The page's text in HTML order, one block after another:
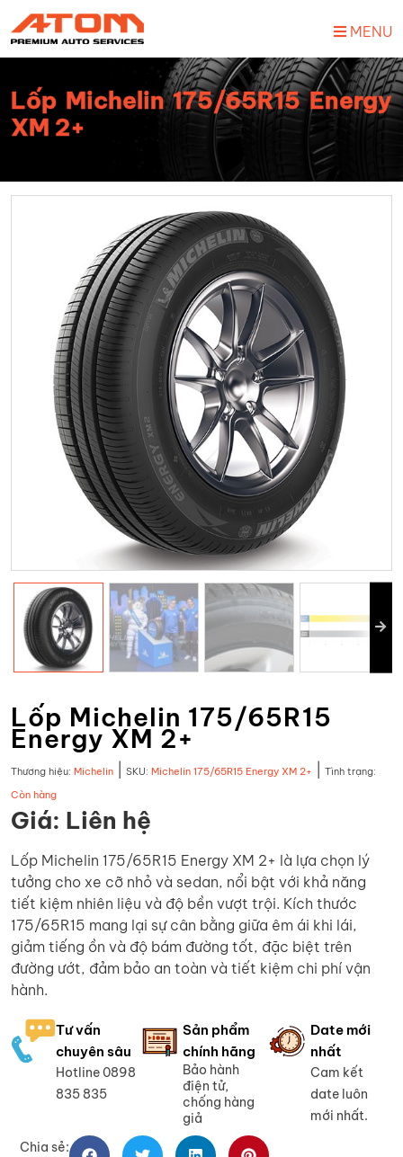
MENU
Lốp Michelin 175/65R15 Energy
XM 2+
Lốp Michelin 175/65R15
Energy XM 2+
Thương hiệu: Michelin SKU: Michelin 175/65R15 Energy XM 2+
Tình trạng:
Còn hàng
Giá: Liên hệ
Lốp Michelin 175/65R15 Energy XM 2+ là lựa chọn lý
tưởng cho xe cỡ nhỏ và sedan, nổi bật với khả năng
tiết kiệm nhiên liệu và độ bền vượt trội. Kích thước
175/65R15 mang lại sự cân bằng giữa êm ái khi lái,
giảm tiếng ồn và độ bám đường tốt, đặc biệt trên
đường ướt, đảm bảo an toàn và tiết kiệm chi phí vận
hành.
Tư vấn
chuyên sâu
Hotline 0898
835 835
Sản phẩm
chính hãng
Bảo hành
điện tử,
chống hàng
giả
Date mới
nhất
Cam kết
date luôn
mới nhất.
Chia sẻ: